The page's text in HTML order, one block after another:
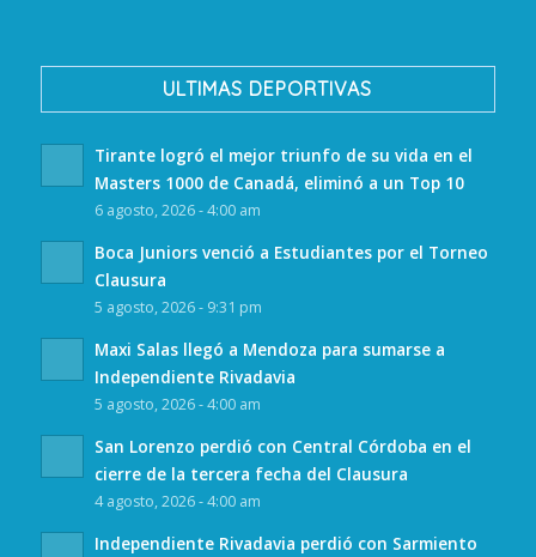
ULTIMAS DEPORTIVAS
Tirante logró el mejor triunfo de su vida en el
Masters 1000 de Canadá, eliminó a un Top 10
6 agosto, 2026 - 4:00 am
Boca Juniors venció a Estudiantes por el Torneo
Clausura
5 agosto, 2026 - 9:31 pm
Maxi Salas llegó a Mendoza para sumarse a
Independiente Rivadavia
5 agosto, 2026 - 4:00 am
San Lorenzo perdió con Central Córdoba en el
cierre de la tercera fecha del Clausura
4 agosto, 2026 - 4:00 am
Independiente Rivadavia perdió con Sarmiento